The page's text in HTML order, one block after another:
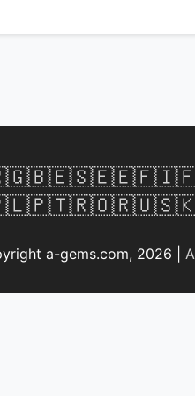
🇬🇧🇪🇸🇪🇪🇫🇮
🇵🇹🇷🇴🇷🇺
a-gems.com, 2026 |